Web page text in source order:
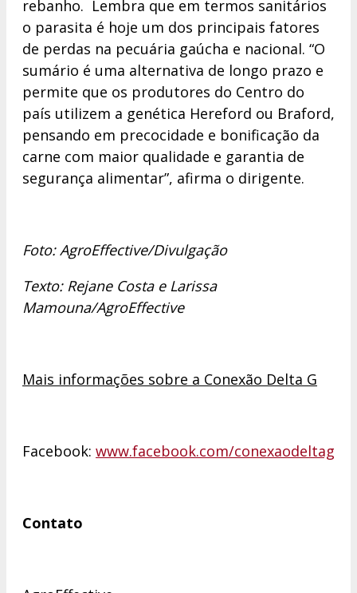
rebanho. Lembra que em termos sanitários
o parasita é hoje um dos principais fatores
de perdas na pecuária gaúcha e nacional. “O
sumário é uma alternativa de longo prazo e
permite que os produtores do Centro do
país utilizem a genética Hereford ou Braford,
pensando em precocidade e bonificação da
carne com maior qualidade e garantia de
segurança alimentar”, afirma o dirigente.
Foto: AgroEffective/Divulgação
Texto: Rejane Costa e Larissa
Mamouna/AgroEffective
Mais informações sobre a Conexão Delta G
Facebook: www.facebook.com/conexaodeltag
Contato